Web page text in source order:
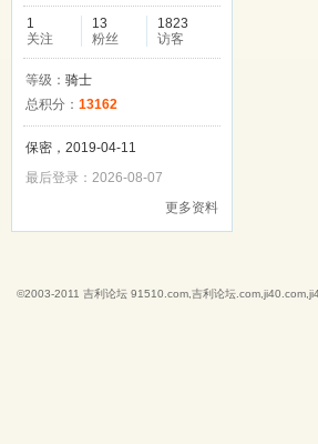
1
关注
13
粉丝
1823
访客
等级： 骑士
总积分： 13162
保密，2019-04-11
最后登录：2026-08-07
更多资料
©2003-2011 吉利论坛 91510.com,吉利论坛